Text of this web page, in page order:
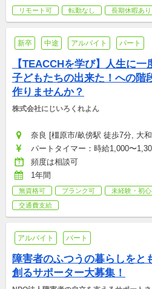
リモート可 転勤なし 長期休暇あり
新卒 中途 アルバイト パート
【TEACCHを学び】人生に一
子どもたちの出来た！への階
作りませんか？
株式会社にじいろくれよん
奈良 [橿原市/畝傍駅 徒歩7分, 大
パートタイマー：時給1,000〜
1,100円, 契約社員(正社員登用あ
店舗トップ：月給300,000〜
頻度は相談可
1年間
無資格可 ブランク可 未経験・初
交通費支給
アルバイト パート
障害者のふつうの暮らしをと
創るサポーター大募集！